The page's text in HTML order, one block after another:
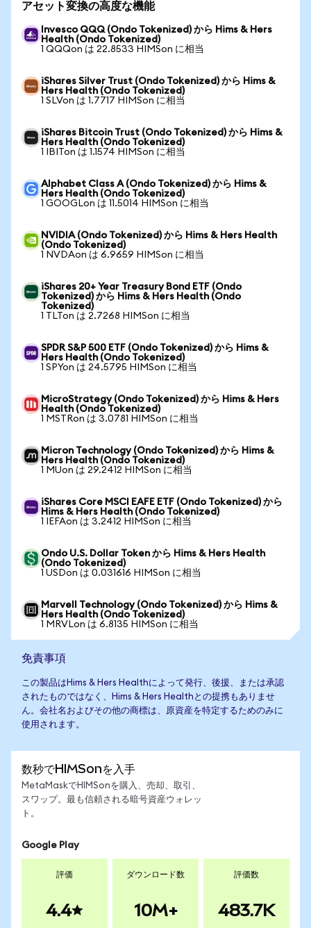
アセット変換の高度な機能
Invesco QQQ (Ondo Tokenized) から Hims & Hers
Health (Ondo Tokenized)
1 QQQon は 22.8533 HIMSon に相当
iShares Silver Trust (Ondo Tokenized) から Hims &
Hers Health (Ondo Tokenized)
1 SLVon は 1.7717 HIMSon に相当
iShares Bitcoin Trust (Ondo Tokenized) から Hims &
Hers Health (Ondo Tokenized)
1 IBITon は 1.1574 HIMSon に相当
Alphabet Class A (Ondo Tokenized) から Hims &
Hers Health (Ondo Tokenized)
1 GOOGLon は 11.5014 HIMSon に相当
NVIDIA (Ondo Tokenized) から Hims & Hers Health
(Ondo Tokenized)
1 NVDAon は 6.9659 HIMSon に相当
iShares 20+ Year Treasury Bond ETF (Ondo
Tokenized) から Hims & Hers Health (Ondo
Tokenized)
1 TLTon は 2.7268 HIMSon に相当
SPDR S&P 500 ETF (Ondo Tokenized) から Hims &
Hers Health (Ondo Tokenized)
1 SPYon は 24.5795 HIMSon に相当
MicroStrategy (Ondo Tokenized) から Hims & Hers
Health (Ondo Tokenized)
1 MSTRon は 3.0781 HIMSon に相当
Micron Technology (Ondo Tokenized) から Hims &
Hers Health (Ondo Tokenized)
1 MUon は 29.2412 HIMSon に相当
iShares Core MSCI EAFE ETF (Ondo Tokenized) から
Hims & Hers Health (Ondo Tokenized)
1 IEFAon は 3.2412 HIMSon に相当
Ondo U.S. Dollar Token から Hims & Hers Health
(Ondo Tokenized)
1 USDon は 0.031616 HIMSon に相当
Marvell Technology (Ondo Tokenized) から Hims &
Hers Health (Ondo Tokenized)
1 MRVLon は 6.8135 HIMSon に相当
免責事項
この製品はHims & Hers Healthによって発行、後援、または承認
されたものではなく、Hims & Hers Healthとの提携もありませ
ん。会社名およびその他の商標は、原資産を特定するためのみに
使用されます。
数秒でHIMSonを入手
MetaMaskでHIMSonを購入、売却、取引、
スワップ。最も信頼される暗号資産ウォレッ
ト。
Google Play
評価
4.4
ダウンロード数
10M+
評価数
483.7K